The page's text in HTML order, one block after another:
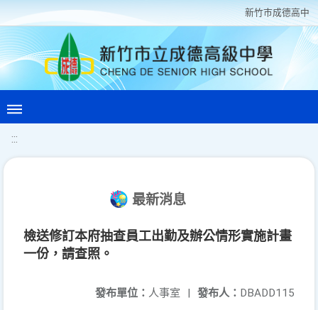
新竹巿成德高中
:::
最新消息
檢送修訂本府抽查員工出勤及辦公情形實施計畫
一份，請查照。
發布人： DBADD115
發布單位： 人事室 |